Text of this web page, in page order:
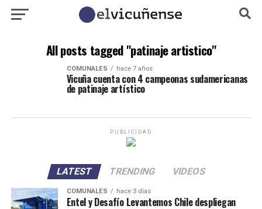
All posts tagged "patinaje artistico"
COMUNALES hace 7 años
Vicuña cuenta con 4 campeonas sudamericanas
de patinaje artístico
PUBLICIDAD
LATEST TRENDING VIDEOS
COMUNALES hace 3 días
Entel y Desafío Levantemos Chile despliegan